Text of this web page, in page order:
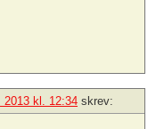
2013 kl. 12:34 skrev: